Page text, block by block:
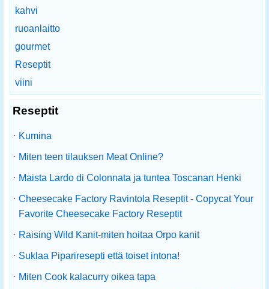
kahvi
ruoanlaitto
gourmet
Reseptit
viini
Reseptit
· Kumina
· Miten teen tilauksen Meat Online?
· Maista Lardo di Colonnata ja tuntea Toscanan Henki
· Cheesecake Factory Ravintola Reseptit - Copycat Your
Favorite Cheesecake Factory Reseptit
· Raising Wild Kanit-miten hoitaa Orpo kanit
· Suklaa Pipariresepti että toiset intona!
· Miten Cook kalacurry oikea tapa